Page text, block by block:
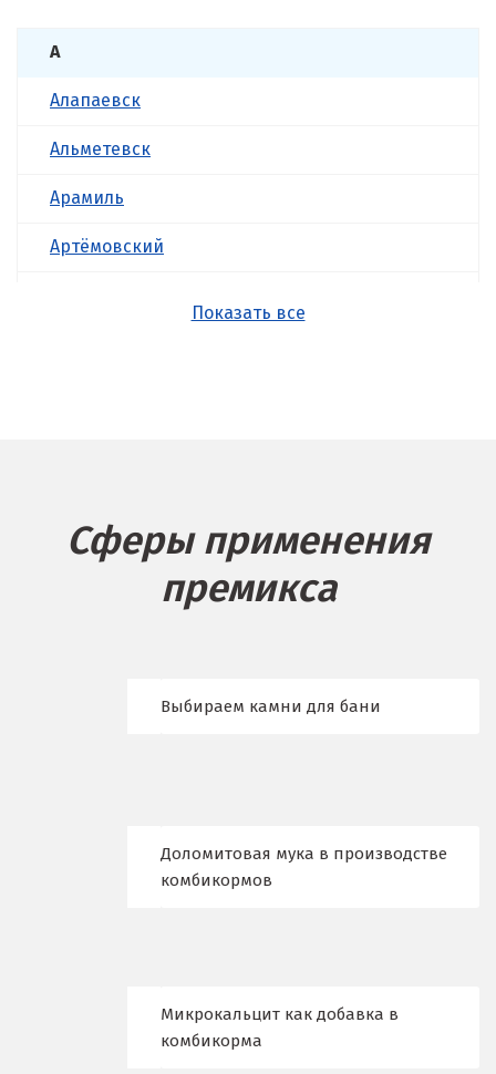
А
Алапаевск
Альметевск
Арамиль
Артёмовский
Берёзовский
Верхняя Пышма
Показать все
Сферы применения
премикса
Выбираем камни для бани
Доломитовая мука в производстве
комбикормов
Микрокальцит как добавка в
комбикорма